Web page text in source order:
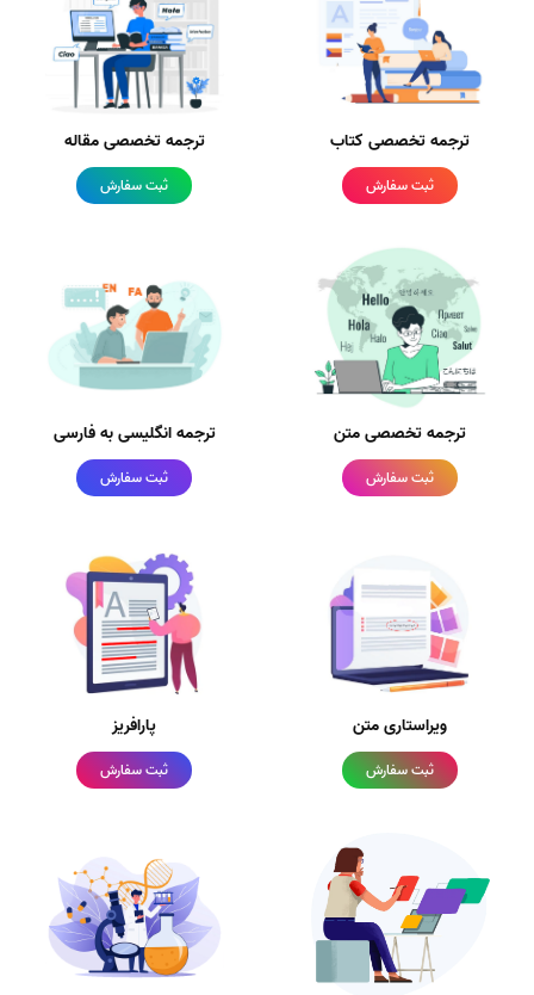
ترجمه تخصصی کتاب
ثبت سفارش
ترجمه تخصصی مقاله
ثبت سفارش
ترجمه تخصصی متن
ثبت سفارش
ترجمه انگلیسی به فارسی
ثبت سفارش
ویراستاری متن
ثبت سفارش
پارافریز
ثبت سفارش